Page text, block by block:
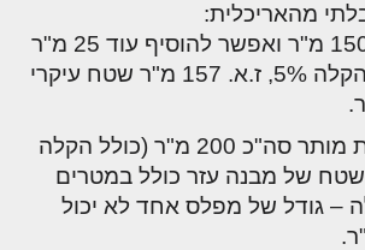
מהאריכלית:
בניה בקומה 1 – 150 מ"ר ואפשר להוסיף עוד 25 מ"ר
מבנה עזר. מותר הקלה 5%, ז.א. 157 מ"ר שטח עיקרי
בבניה של 2 קומות מותר סה"כ 200 מ"ר (כולל הקלה
מ"ר). שטח של מבנה עזר כולל במטרים
– גודל של מפלס אחד לא יכול